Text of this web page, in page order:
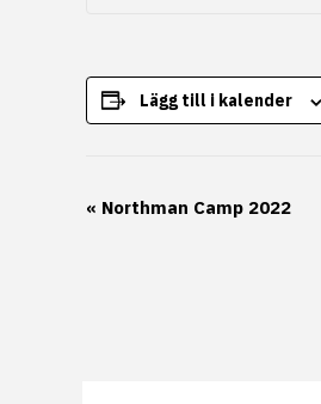
Lägg till i kalender
Evenemang-
« Northman Camp 2022